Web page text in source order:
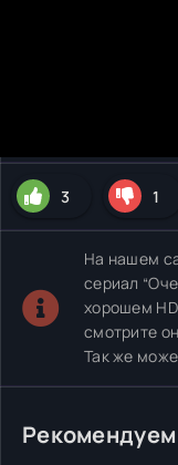
3 1
На нашем
сериал
хорошем
смотрите
Так же